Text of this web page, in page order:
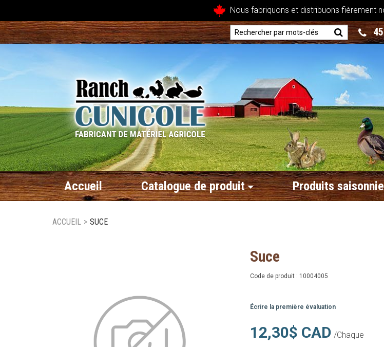
Nous fabriquons et distribuons fièrement
Accueil Catalogue de produit Produits
ACCUEIL > SUCE
Suce
Code de produit : 10004005
Écrire la première évaluation
12,30$ CAD /Chaque